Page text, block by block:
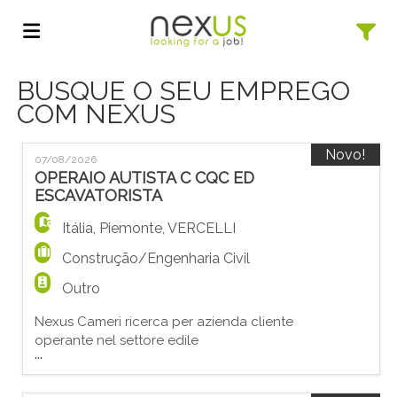
Página
inicial
Ofertas
sessão
Língua
BUSQUE O SEU EMPREGO
COM NEXUS
07/08/2026
OPERAIO AUTISTA C CQC ED
ESCAVATORISTA
Itália, Piemonte,VERCELLI
Construção/Engenharia Civil
Outro
Nexus Cameri ricerca per azienda cliente
operante nel settore edile
un/una OPERAIO AUTISTA C CQC ED
ESCAVATORISTA La figura si occuperà di: -
...
Novo!